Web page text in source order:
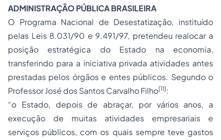
ADMINISTRAÇÃO PÚBLICA BRASILEIRA
O Programa Nacional de Desestatização, instituído
pelas Leis 8.031/90 e 9.491/97, pretendeu realocar a
posição estratégica do Estado na economia,
transferindo para a iniciativa privada atividades antes
prestadas pelos órgãos e entes públicos. Segundo o
Professor José dos Santos Carvalho Filho[11]:
“o Estado, depois de abraçar, por vários anos, a
execução de muitas atividades empresariais e
serviços públicos, com os quais sempre teve gastos